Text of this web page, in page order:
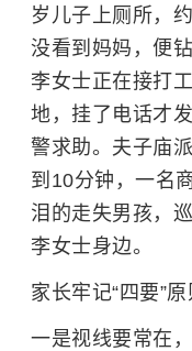
岁儿子上厕所，
没看到妈妈，便
李女士正在接打
地，挂了电话才
警求助。夫子庙
到10分钟，一名
泪的走失男孩，
李女士身边。
家长牢记“四要”原
一是视线要常在